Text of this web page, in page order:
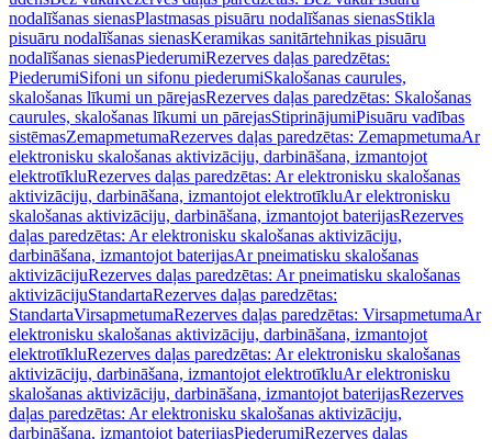
nodalīšanas sienasPlastmasas pisuāru nodalīšanas sienasStikla
pisuāru nodalīšanas sienasKeramikas sanitārtehnikas pisuāru
nodalīšanas sienasPiederumiRezerves daļas paredzētas:
PiederumiSifoni un sifonu piederumiSkalošanas caurules,
skalošanas līkumi un pārejasRezerves daļas paredzētas: Skalošanas
caurules, skalošanas līkumi un pārejasStiprinājumiPisuāru vadības
sistēmasZemapmetumaRezerves daļas paredzētas: ZemapmetumaAr
elektronisku skalošanas aktivizāciju, darbināšana, izmantojot
elektrotīkluRezerves daļas paredzētas: Ar elektronisku skalošanas
aktivizāciju, darbināšana, izmantojot elektrotīkluAr elektronisku
skalošanas aktivizāciju, darbināšana, izmantojot baterijasRezerves
daļas paredzētas: Ar elektronisku skalošanas aktivizāciju,
darbināšana, izmantojot baterijasAr pneimatisku skalošanas
aktivizācijuRezerves daļas paredzētas: Ar pneimatisku skalošanas
aktivizācijuStandartaRezerves daļas paredzētas:
StandartaVirsapmetumaRezerves daļas paredzētas: VirsapmetumaAr
elektronisku skalošanas aktivizāciju, darbināšana, izmantojot
elektrotīkluRezerves daļas paredzētas: Ar elektronisku skalošanas
aktivizāciju, darbināšana, izmantojot elektrotīkluAr elektronisku
skalošanas aktivizāciju, darbināšana, izmantojot baterijasRezerves
daļas paredzētas: Ar elektronisku skalošanas aktivizāciju,
darbināšana, izmantojot baterijasPiederumiRezerves daļas